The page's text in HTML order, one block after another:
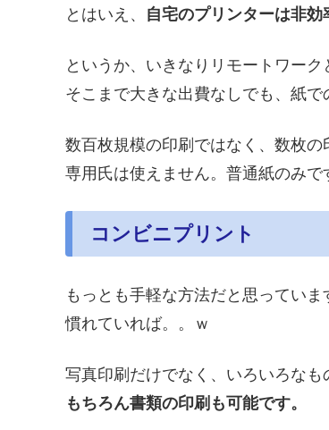
とはいえ、 自宅のプリンターは非効
というか、いきなりリモートワー
そこまで大きな出費なしでも、紙で
数百枚規模の印刷ではなく、数枚の
専用氏は使えません。普通紙のみで
コンビニプリント
もっとも手軽な方法だと思っていま
慣れていれば。。ｗ
写真印刷だけでなく、いろいろなも
もちろん書類の印刷も可能です。